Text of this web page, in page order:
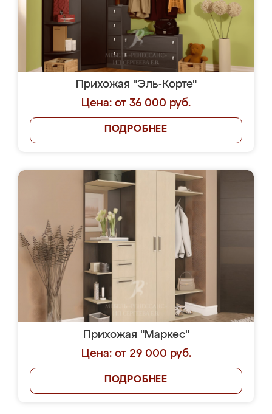
Прихожая "Эль-Корте"
Цена: от 36 000 руб.
ПОДРОБНЕЕ
Прихожая "Маркес"
Цена: от 29 000 руб.
ПОДРОБНЕЕ